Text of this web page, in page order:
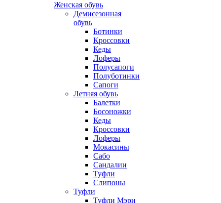
Женская обувь
Демисезонная
обувь
Ботинки
Кроссовки
Кеды
Лоферы
Полусапоги
Полуботинки
Сапоги
Летняя обувь
Балетки
Босоножки
Кеды
Кроссовки
Лоферы
Мокасины
Сабо
Сандалии
Туфли
Слипоны
Туфли
Туфли Мэри